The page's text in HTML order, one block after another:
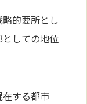
略的要所とし
しての地位
在する都市